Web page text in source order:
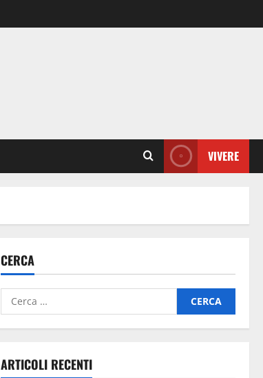
VIVERE
CERCA
ARTICOLI RECENTI